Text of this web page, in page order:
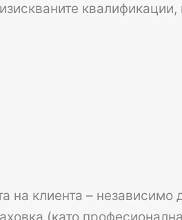
квалификации,
на клиента – независимо
(като